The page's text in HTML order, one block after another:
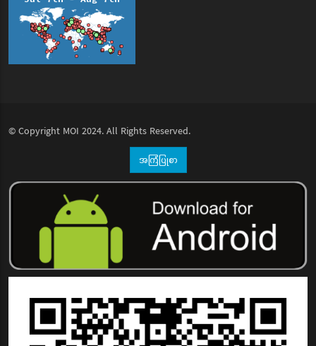
© Copyright MOI 2024. All Rights Reserved.
အကြံပြုစာ